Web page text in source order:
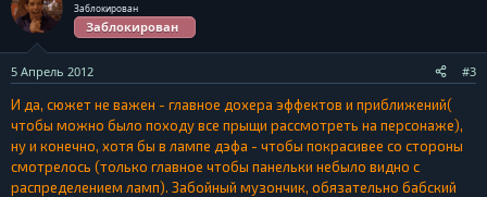
Заблокирован
Заблокирован
5 Апрель 2012 #3
И да, сюжет не важен - главное дохера эффектов и приближений(
чтобы можно было походу все прыщи рассмотреть на персонаже),
ну и конечно, хотя бы в лампе дэфа - чтобы покрасивее со стороны
смотрелось (только главное чтобы панельки небыло видно с
распределением ламп). Забойный музончик, обязательно бабский